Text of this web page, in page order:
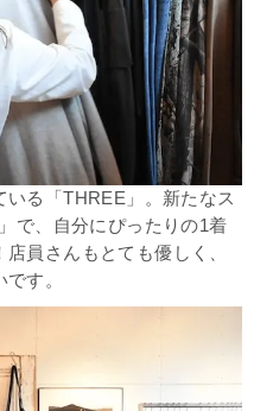
る「THREE」。新たなス
で、自分にぴったりの1着
員さんもとても優しく、
す。